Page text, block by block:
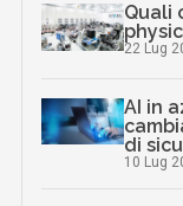
Quali
22 Lug
AI in
di
10 Lug